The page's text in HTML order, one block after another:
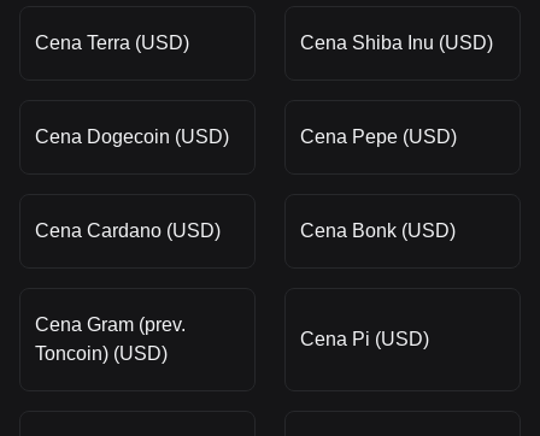
Cena Terra (USD) Cena Shiba Inu (USD)
Cena Dogecoin (USD) Cena Pepe (USD)
Cena Cardano (USD) Cena Bonk (USD)
Cena Gram (prev.
Toncoin) (USD)
Cena Pi (USD)